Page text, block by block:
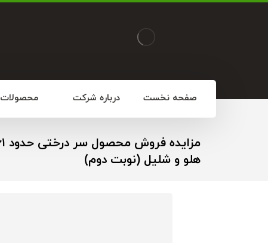
صفحه نخست درباره شرکت محصولات
هلو و شلیل (نوبت دوم)